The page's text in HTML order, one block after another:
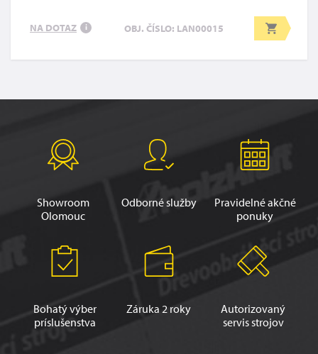
NA DOTAZ i OBJ. ČÍSLO: LAN00015
Showroom
Olomouc
Odborné služby
Pravidelné akčné
ponuky
Bohatý výber
príslušenstva
Záruka 2 roky
Autorizovaný
servis strojov